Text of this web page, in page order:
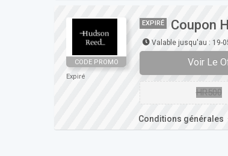
CODE PROMO
Expiré
EXPIRÉ Coupon
Valable jusqu'au : 19-
Voir Le
HR500
Conditions générales